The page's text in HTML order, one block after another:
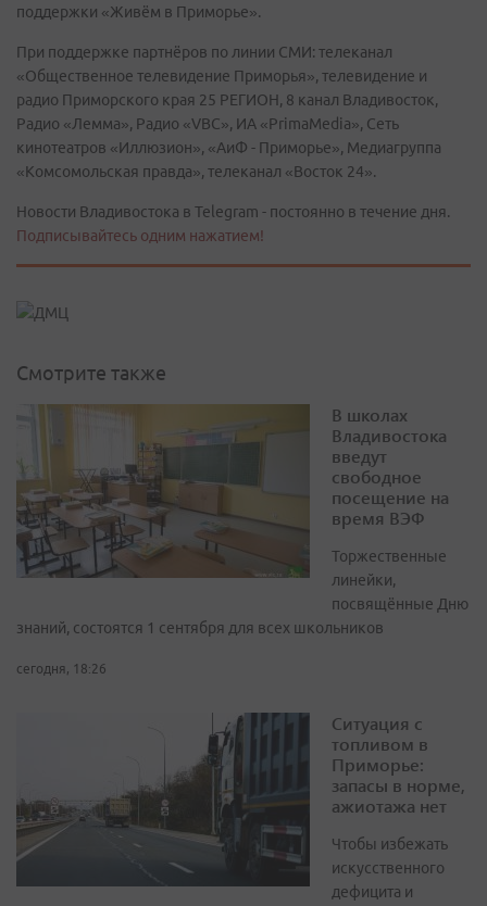
поддержки «Живём в Приморье».
При поддержке партнёров по линии СМИ: телеканал
«Общественное телевидение Приморья», телевидение и
радио Приморского края 25 РЕГИОН, 8 канал Владивосток,
Радио «Лемма», Радио «VBC», ИА «PrimaMedia», Сеть
кинотеатров «Иллюзион», «АиФ - Приморье», Медиагруппа
«Комсомольская правда», телеканал «Восток 24».
Новости Владивостока в Telegram - постоянно в течение дня.
Подписывайтесь одним нажатием!
Смотрите также
В школах
Владивостока
введут
свободное
посещение на
время ВЭФ
Торжественные
линейки,
посвящённые Дню
знаний, состоятся 1 сентября для всех школьников
сегодня, 18:26
Ситуация с
топливом в
Приморье:
запасы в норме,
ажиотажа нет
Чтобы избежать
искусственного
дефицита и